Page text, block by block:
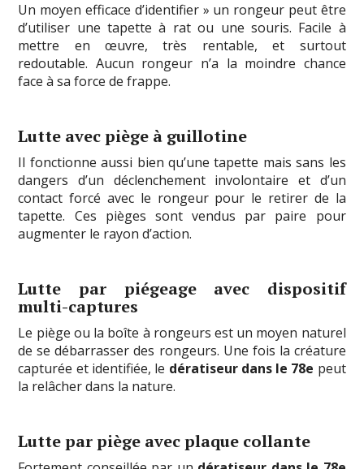
Un moyen efficace d’identifier » un rongeur peut être
d’utiliser une tapette à rat ou une souris. Facile à
mettre en œuvre, très rentable, et surtout
redoutable. Aucun rongeur n’a la moindre chance
face à sa force de frappe.
Lutte avec piège à guillotine
Il fonctionne aussi bien qu’une tapette mais sans les
dangers d’un déclenchement involontaire et d’un
contact forcé avec le rongeur pour le retirer de la
tapette. Ces pièges sont vendus par paire pour
augmenter le rayon d’action.
Lutte par piégeage avec dispositif
multi-captures
Le piège ou la boîte à rongeurs est un moyen naturel
de se débarrasser des rongeurs. Une fois la créature
capturée et identifiée, le dératiseur dans le 78e peut
la relâcher dans la nature.
Lutte par piège avec plaque collante